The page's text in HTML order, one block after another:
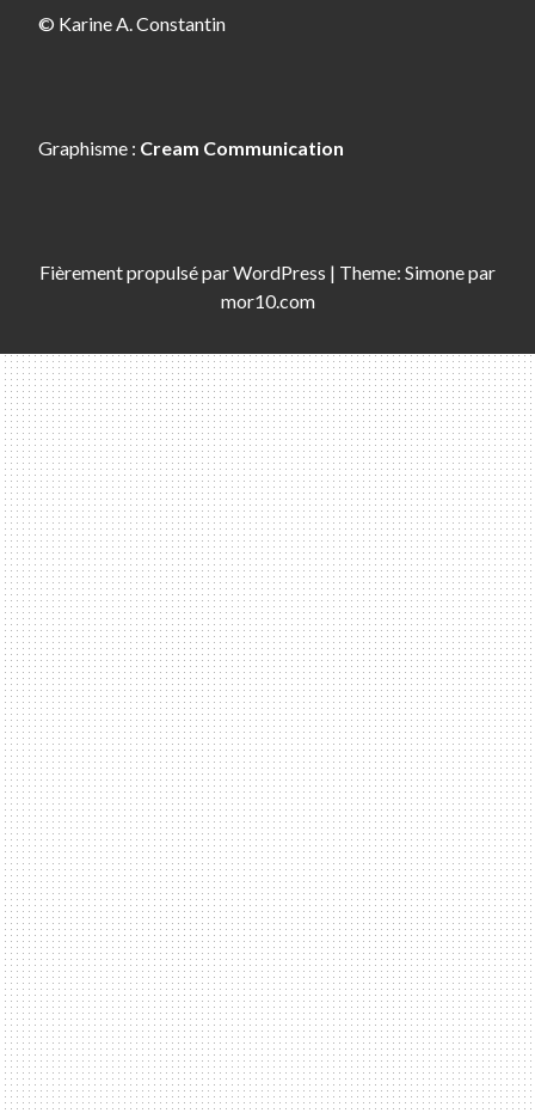
© Karine A. Constantin
Graphisme : Cream Communication
Fièrement propulsé parWordPress | Theme: Simonepar
mor10.com